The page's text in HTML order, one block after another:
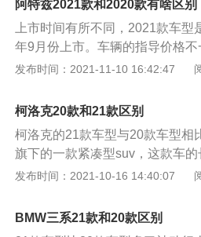
00到6000转每分钟，最大扭矩转
了麦弗逊独立悬架，后悬架使用
大后排的乘坐空间和后备箱空间。
米，最大扭矩转速为2000到3500
且使用了铝合金你缸盖缸体。使
可以提高汽车的操控性和燃油经
速双离合变速箱。1.4升涡轮增压
钟。这款发动机搭载了缸内直喷
机匹配的是7速双离合变速箱。
动效率。
阿特兹2021款和2020款有啥区别
上市时间有所不同，2021款车
年9月份上市。车辆的指导价格
的车型要贵一些。另外2021款车
整车质量是1447千克到1497千
的，机动车辆的车身轴距是
里油耗，是6.3升。
发布时间：2021-11-10 16:42:47
柯洛克20款和21款区别
柯洛克的21款车型与20款车型相
旗下的一款紧凑型suv，这款车
米，轴距为2688毫米。柯洛克是
功率转速为5000转每分钟，最大
每分钟。这款发动机搭载了缸内
发布时间：2021-10-16 14:40:07
BMW三系21款和20款区别